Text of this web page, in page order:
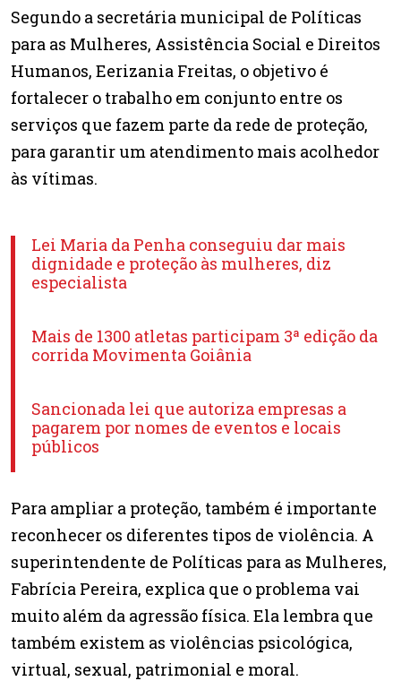
Segundo a secretária municipal de Políticas
para as Mulheres, Assistência Social e Direitos
Humanos, Eerizania Freitas, o objetivo é
fortalecer o trabalho em conjunto entre os
serviços que fazem parte da rede de proteção,
para garantir um atendimento mais acolhedor
às vítimas.
Lei Maria da Penha conseguiu dar mais
dignidade e proteção às mulheres, diz
especialista
Mais de 1300 atletas participam 3ª edição da
corrida Movimenta Goiânia
Sancionada lei que autoriza empresas a
pagarem por nomes de eventos e locais
públicos
Para ampliar a proteção, também é importante
reconhecer os diferentes tipos de violência. A
superintendente de Políticas para as Mulheres,
Fabrícia Pereira, explica que o problema vai
muito além da agressão física. Ela lembra que
também existem as violências psicológica,
virtual, sexual, patrimonial e moral.